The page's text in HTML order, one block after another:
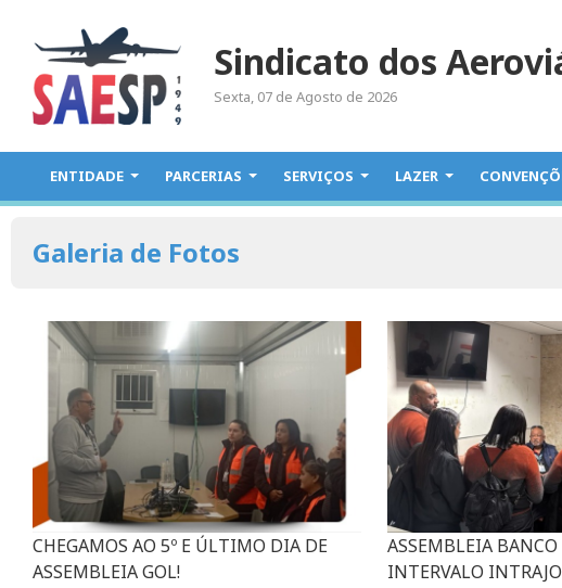
Sindicato dos
Sexta, 07 de Agosto de 2026
ENTIDADE PARCERIAS SERVIÇOS LAZER
Galeria de Fotos
CHEGAMOS AO 5º E ÚLTIMO DIA DE
ASSEMBLEIA GOL!
ASSEMBLEIA BANCO
INTERVALO